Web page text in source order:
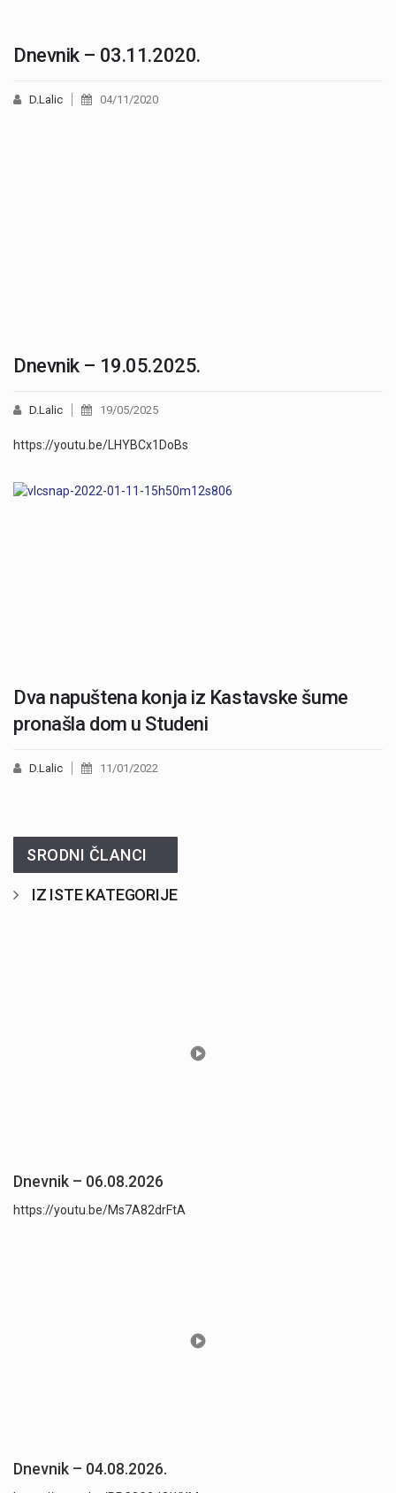
Dnevnik – 03.11.2020.
D.Lalic 04/11/2020
Dnevnik – 19.05.2025.
D.Lalic 19/05/2025
https://youtu.be/LHYBCx1DoBs
Dva napuštena konja iz Kastavske šume
pronašla dom u Studeni
D.Lalic 11/01/2022
SRODNI ČLANCI
IZ ISTE KATEGORIJE
Dnevnik – 06.08.2026
https://youtu.be/Ms7A82drFtA
Dnevnik – 04.08.2026.